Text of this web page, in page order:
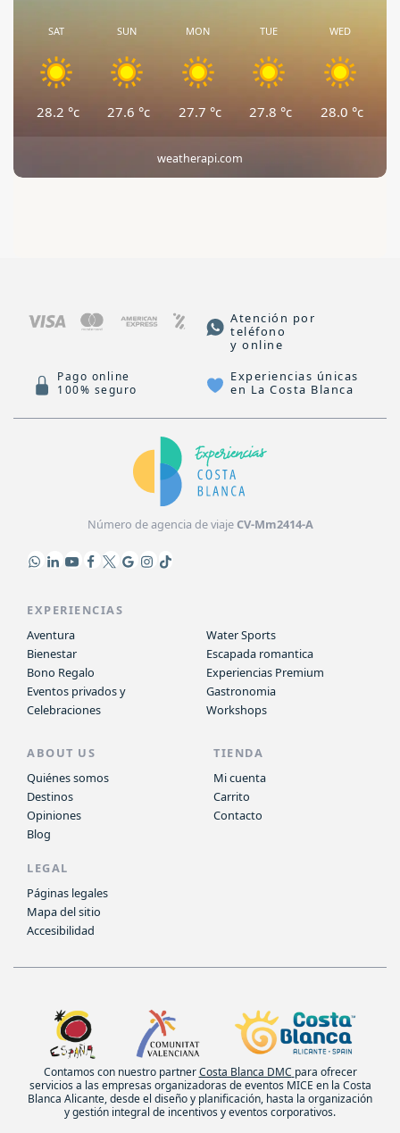
SAT
28.2 °c
SUN
27.6 °c
MON
27.7 °c
TUE
27.8 °c
WED
28.0 °c
weatherapi.com
Atención por
teléfono
y online
Pago online
100% seguro
Experiencias únicas
en La Costa Blanca
Número de agencia de viajeCV-Mm2414-A
EXPERIENCIAS
Aventura
Bienestar
Bono Regalo
Eventos privados y
Celebraciones
Water Sports
Escapada romantica
Experiencias Premium
Gastronomia
Workshops
ABOUT US
Quiénes somos
Destinos
Opiniones
Blog
TIENDA
Mi cuenta
Carrito
Contacto
LEGAL
Páginas legales
Mapa del sitio
Accesibilidad
Contamos con nuestro partnerCosta Blanca DMC para ofrecer
servicios a las empresas organizadoras de eventos MICE en la Costa
Blanca Alicante, desde el diseño y planificación, hasta la organización
y gestión integral de incentivos y eventos corporativos.